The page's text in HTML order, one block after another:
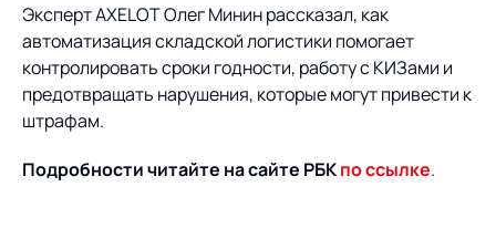
Предложение для
учебных заведений
База знаний
База знаний
Эксперт AXELOT Олег Минин рассказал, как
автоматизация складской логистики помогает
контролировать сроки годности, работу с КИЗами и
предотвращать нарушения, которые могут привести к
штрафам.
Подробности читайте на сайте РБКпо ссылке.